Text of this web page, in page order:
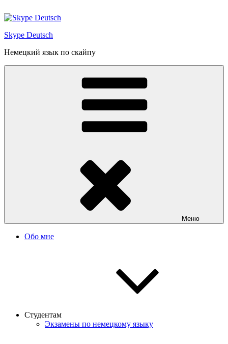
к
Skype Deutsch
Немецкий язык по скайпу
Меню
Обо мне
Студентам
Экзамены по немецкому языку